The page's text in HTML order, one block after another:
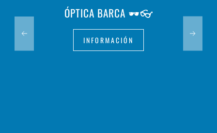
ÓPTICA BARCA 🕶️👓
INFORMACIÓN